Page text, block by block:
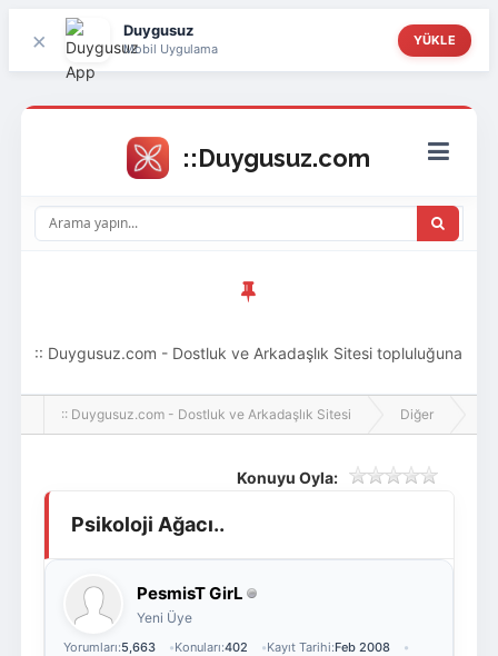
× Duygusuz
Mobil Uygulama
YÜKLE
Giriş Yap
:: Duygusuz.com - Dostluk ve Arkadaşlık Sitesi topluluğuna
hoş geldin ziyaretçi! Aramıza katılmak istersen kayıt
:: Duygusuz.com - Dostluk ve Arkadaşlık Sitesi Diğer
Konuyu Oyla:
Psikoloji Ağacı..
PesmisT GirL
Yeni Üye
Yorumları:5,663 Konuları:402 Kayıt Tarihi:Feb 2008